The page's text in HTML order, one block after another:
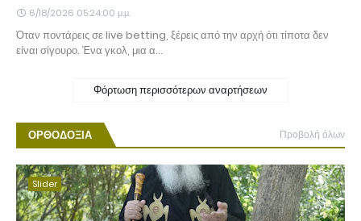
6/18/2026 05:24:00 μ.μ.
Όταν ποντάρεις σε live betting, ξέρεις από την αρχή ότι τίποτα δεν
είναι σίγουρο. Ένα γκολ, μια α…
Φόρτωση περισσότερων αναρτήσεων
ΟΡΘΟΔΟΞΙΑ Προβολή όλων
Slider